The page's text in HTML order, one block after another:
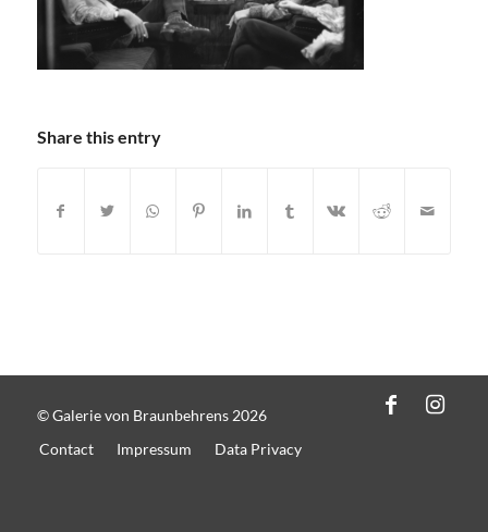
Share this entry
© Galerie von Braunbehrens 2026
Contact
Impressum Data Privacy